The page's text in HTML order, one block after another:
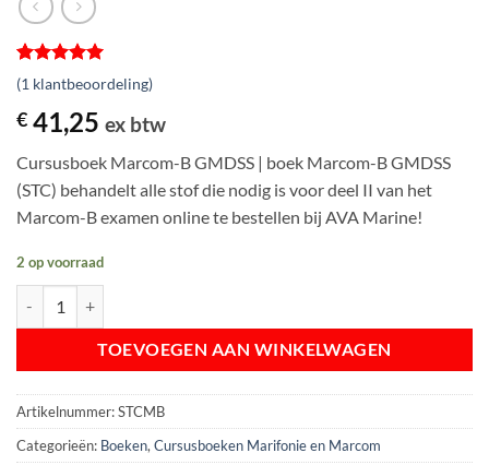
Gewaardeerd
5op 5
gebaseerd
op
1
(1 klantbeoordeling)
€ 41,25 ex btw
Cursusboek Marcom-B GMDSS | boek Marcom-B GMDSS
(STC) behandelt alle stof die nodig is voor deel II van het
Marcom-B examen online te bestellen bij AVA Marine!
2 op voorraad
TOEVOEGEN AAN WINKELWAGEN
Artikelnummer:STCMB
Categorieën: Boeken, Cursusboeken Marifonie en Marcom